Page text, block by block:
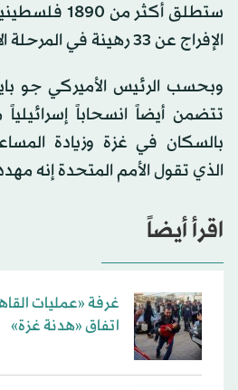
ستطلق أكثر
الإفراج عن 33 رهينة في المرحلة الأولى من الهدنة.
وبحسب الرئيس الأميركي جو
تتضمن أيضاً انسحاباً
بالسكان في غزة وزيادة
الذي تقول الأمم المتحدة إنه
اقرأ أيضاً
غرفة «عمليات
اتفاق «هدنة غزة»